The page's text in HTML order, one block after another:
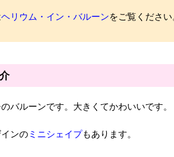
ヘリウム・イン・バルーンをご覧ください
バルーンです。大きくてかわいいです。
ンのミニシェイプもあります。